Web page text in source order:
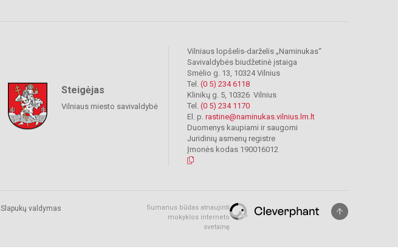
Steigėjas
Vilniaus miesto savivaldybė
Vilniaus lopšelis-darželis „Naminukas“
Savivaldybės biudžetinė įstaiga
Smėlio g. 13, 10324 Vilnius
Tel. (0 5) 234 6118
Klinikų g. 5, 10326 Vilnius
Tel. (0 5) 234 1170
El. p. rastine@naminukas.vilnius.lm.lt
Duomenys kaupiami ir saugomi
Juridinių asmenų registre
Įmonės kodas 190016012
Slapukų valdymas
Sumanus būdas atnaujinti
mokyklos interneto
svetainę